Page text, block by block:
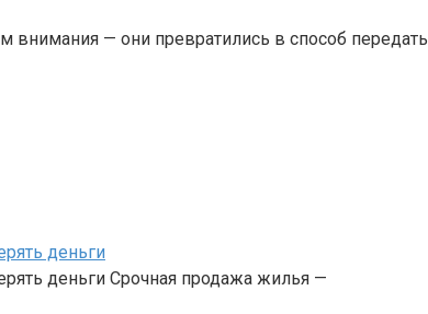
внимания — они превратились в способ передать
деньги
деньги Срочная продажа жилья —